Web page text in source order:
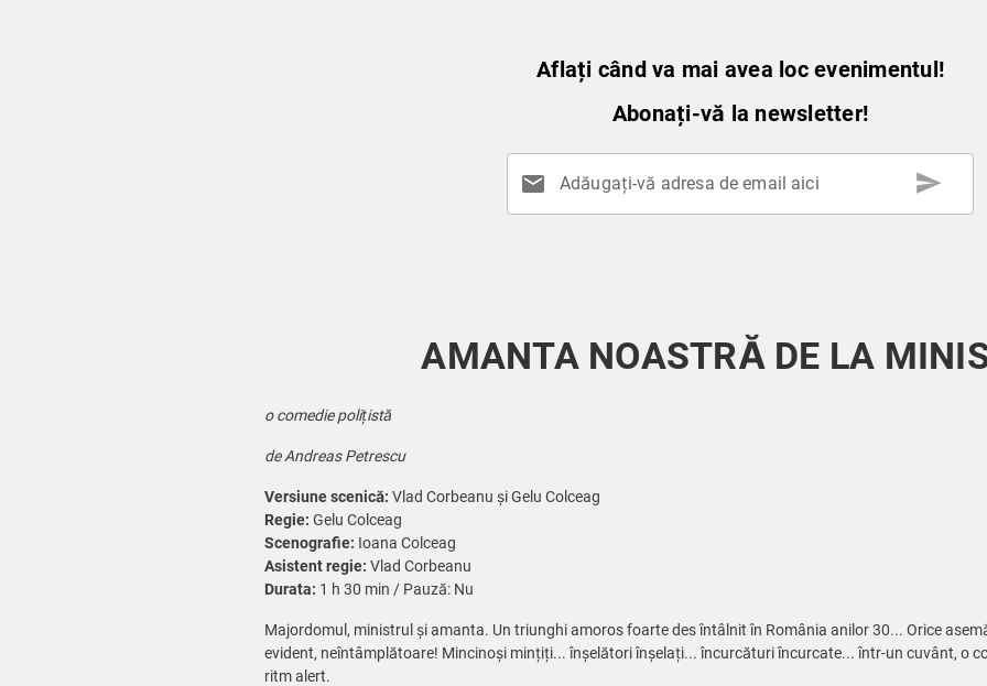
Aflați când va mai avea loc evenimentul!
Abonați-vă la newsletter!
mail Adăugați-vă adresa de email aici send
AMANTA NOASTRĂ DE LA
o comedie polițistă
de Andreas Petrescu
Versiune scenică: Vlad Corbeanu și Gelu Colceag
Regie: Gelu Colceag
Scenografie: Ioana Colceag
Asistent regie: Vlad Corbeanu
Durata: 1 h 30 min / Pauză: Nu
Majordomul, ministrul și amanta. Un triunghi amoros foarte des întâlnit în România anilor 30... Orice
evident, neîntâmplătoare! Mincinoși mințiți... înșelători înșelați... încurcături încurcate... într-un cuvânt, o
ritm alert.